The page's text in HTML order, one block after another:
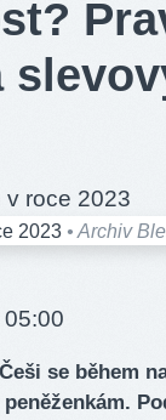
2023 • Archiv
05:00
se během